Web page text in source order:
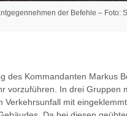
der Befehle – Foto:
des Kommandanten Markus
In drei Gruppen
mit